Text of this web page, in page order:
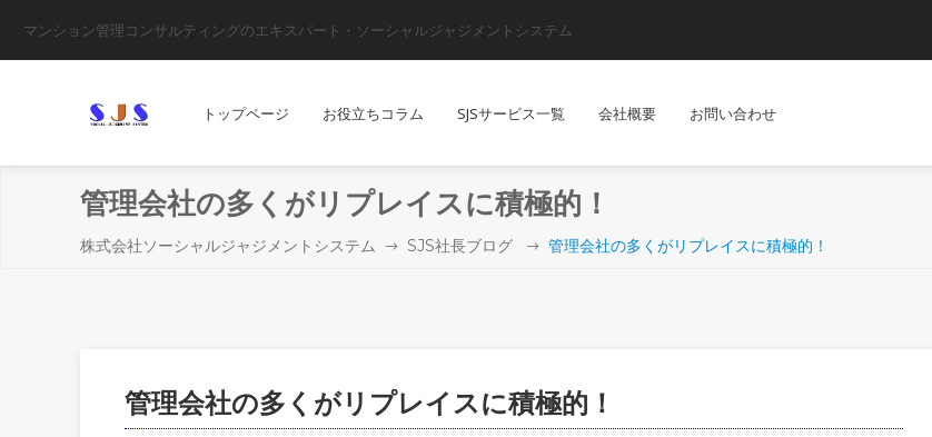
マンション管理コンサルティングのエキスパート・ソーシャルジャジメントシステム
トップページ お役立ちコラム SJSサービス一覧 会社概要 お問い合わせ
管理会社の多くがリプレイスに積極的！
株式会社ソーシャルジャジメントシステム SJS社長ブログ 管理会社の多くがリプレイスに積極的！
管理会社の多くがリプレイスに積極的！